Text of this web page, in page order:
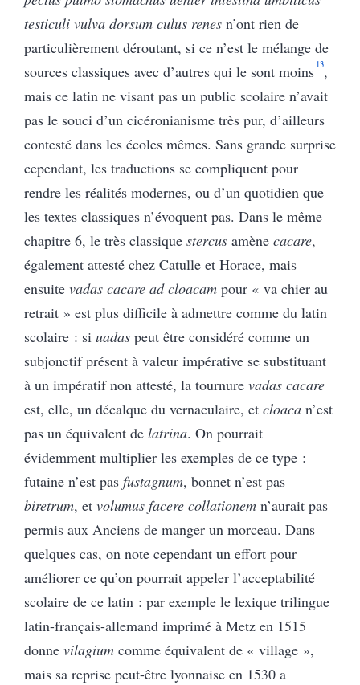
testiculi vulva dorsum culus renes n’ont rien de
particulièrement déroutant, si ce n’est le mélange de
sources classiques avec d’autres qui le sont moins 13,
mais ce latin ne visant pas un public scolaire n’avait
pas le souci d’un cicéronianisme très pur, d’ailleurs
contesté dans les écoles mêmes. Sans grande surprise
cependant, les traductions se compliquent pour
rendre les réalités modernes, ou d’un quotidien que
les textes classiques n’évoquent pas. Dans le même
chapitre 6, le très classique stercus amène cacare,
également attesté chez Catulle et Horace, mais
ensuite vadas cacare ad cloacam pour « va chier au
retrait » est plus difficile à admettre comme du latin
scolaire : si uadas peut être considéré comme un
subjonctif présent à valeur impérative se substituant
à un impératif non attesté, la tournure vadas cacare
est, elle, un décalque du vernaculaire, et cloaca n’est
pas un équivalent de latrina. On pourrait
évidemment multiplier les exemples de ce type :
futaine n’est pas fustagnum, bonnet n’est pas
biretrum, et volumus facere collationem n’aurait pas
permis aux Anciens de manger un morceau. Dans
quelques cas, on note cependant un effort pour
améliorer ce qu’on pourrait appeler l’acceptabilité
scolaire de ce latin : par exemple le lexique trilingue
latin-français-allemand imprimé à Metz en 1515
donne vilagium comme équivalent de « village »,
mais sa reprise peut-être lyonnaise en 1530 a